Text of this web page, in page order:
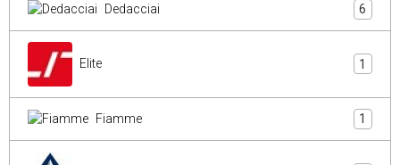
Dedacciai 6
Elite 1
Fiamme 1